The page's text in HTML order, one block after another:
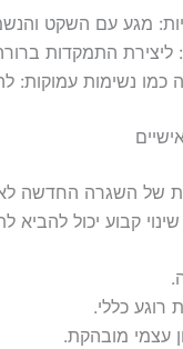
מגע עם השקט
ליצירת התמקדות
כמו נשימות
השגרה החדשה לא
קבוע יכול להביא
כללי.
עצמי מובהקת.